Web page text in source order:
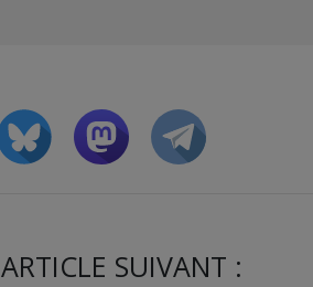
ARTICLE SUIVANT :